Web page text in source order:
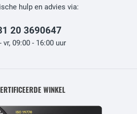
hulp en advies via:
20 3690647
vr, 09:00 - 16:00 uur
WINKEL